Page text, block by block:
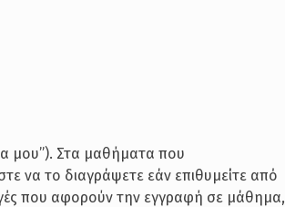
μου”). Στα μαθήματα που
να το διαγράψετε εάν επιθυμείτε από
που αφορούν την εγγραφή σε μάθημα,